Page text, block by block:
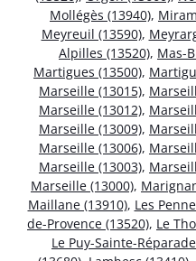
Mollégès (13940),
Meyreuil (13590),
Alpilles (13520), Mas-
Martigues (13500),
Marseille (13015),
Marseille (13012),
Marseille (13009),
Marseille (13006),
Marseille (13003),
Marseille (13000),
Maillane (13910), Les
de-Provence (13520), Le
Le Puy-Sainte-